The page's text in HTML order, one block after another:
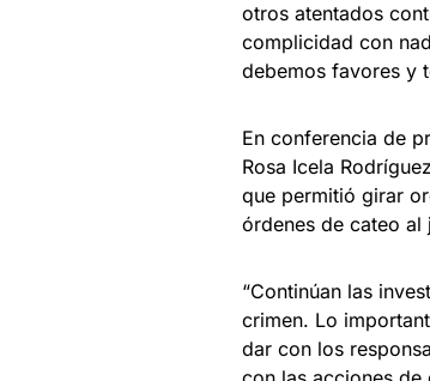
otros atentados
complicidad con
debemos favores y
En conferencia de
Rosa Icela
que permitió girar
órdenes de cateo al
“Continúan las
crimen. Lo
dar con los